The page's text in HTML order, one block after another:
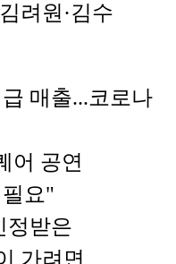
려원·김수
매출...코로나
어 공연
요"
정받은
가려면